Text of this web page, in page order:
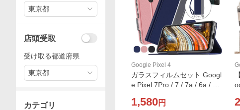
Google Pixel 4
ガラスフィルムセット Googl
e Pixel 7Pro / 7 / 7a / 6a / 5a
グーグルピクセル 7pro 7 7a
1,580円
東京都
店頭受取
受け取る都道府県
東京都
カテゴリ